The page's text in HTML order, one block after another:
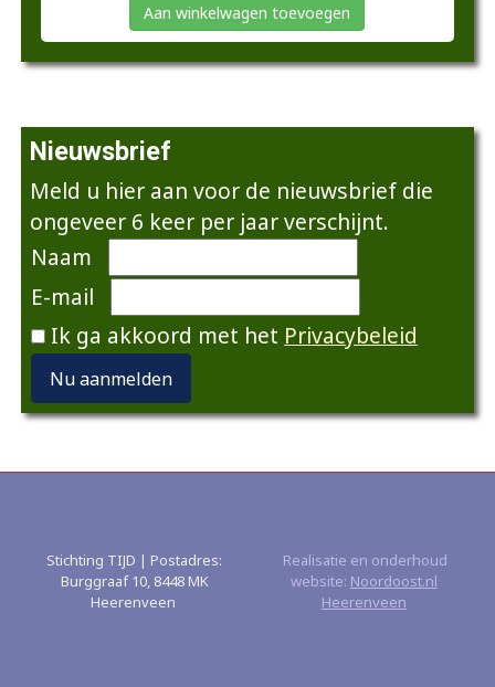
Aan winkelwagen toevoegen
Nieuwsbrief
Meld u hier aan voor de nieuwsbrief die
ongeveer 6 keer per jaar verschijnt.
Naam
E-mail
Ik ga akkoord met het Privacybeleid
Nu aanmelden
Stichting TIJD | Postadres:
Burggraaf 10, 8448 MK
Heerenveen
Realisatie en onderhoud
website: Noordoost.nl
Heerenveen